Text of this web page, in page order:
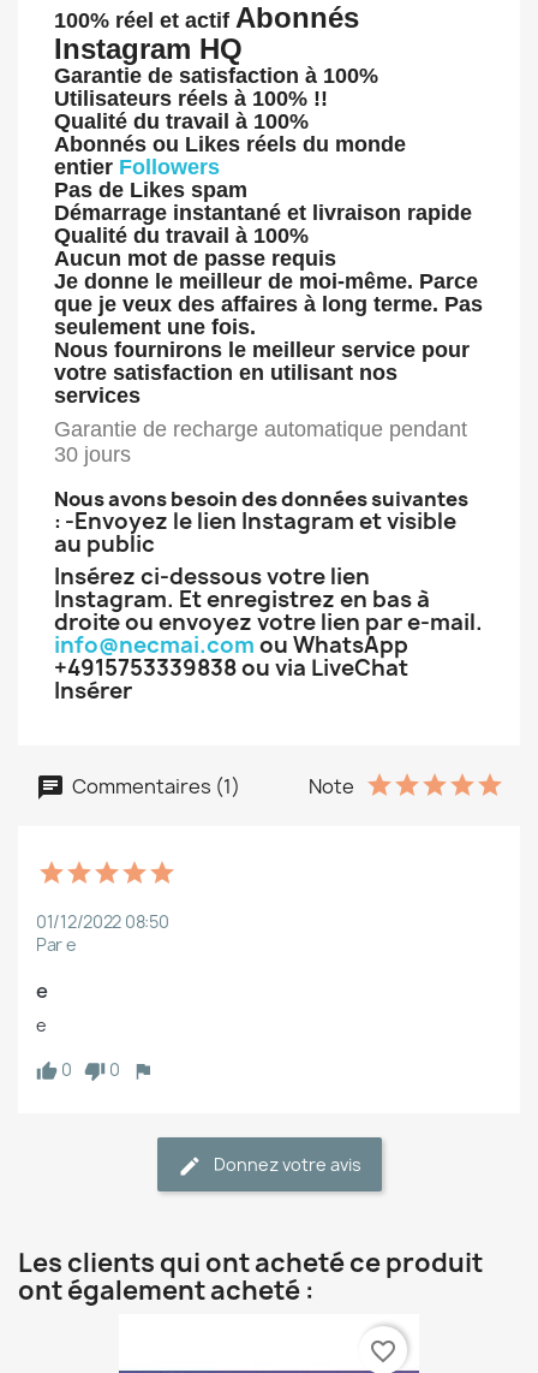
100% réel et actif Abonnés
Instagram HQ
Garantie de satisfaction à 100%
Utilisateurs réels à 100% !!
Qualité du travail à 100%
Abonnés ou Likes réels du monde
entier Followers
Pas de Likes spam
Démarrage instantané et livraison rapide
Qualité du travail à 100%
Aucun mot de passe requis
Je donne le meilleur de moi-même. Parce
que je veux des affaires à long terme. Pas
seulement une fois.
Nous fournirons le meilleur service pour
votre satisfaction en utilisant nos
services
Garantie de recharge automatique pendant
30 jours
Nous avons besoin des données suivantes
: -Envoyez le lien Instagram et visible
au public
Insérez ci-dessous votre lien
Instagram. Et enregistrez en bas à
droite ou envoyez votre lien par e-mail.
info@necmai.com ou WhatsApp
+4915753339838 ou via LiveChat
Insérer
Commentaires (1) Note
01/12/2022 08:50
Par e
e
e
0
0
Donnez votre avis
Les clients qui ont acheté ce produit
ont également acheté :
favorite_border